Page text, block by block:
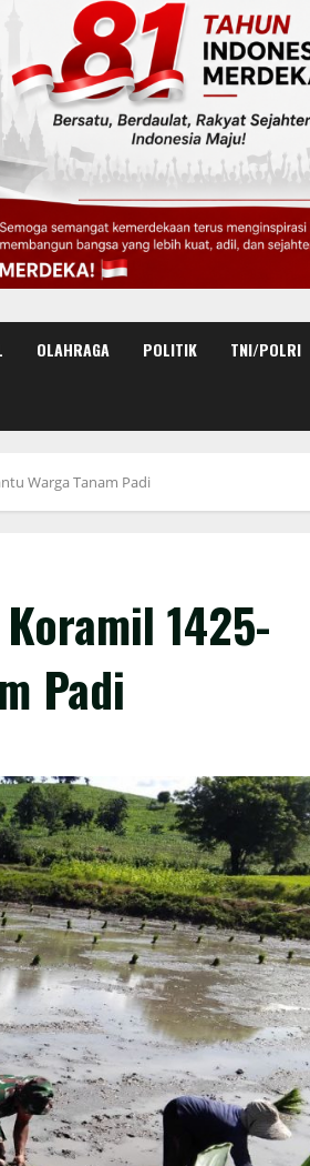
OLAHRAGA POLITIK TNI/POLRI
Warga Tanam Padi
1425-
Padi